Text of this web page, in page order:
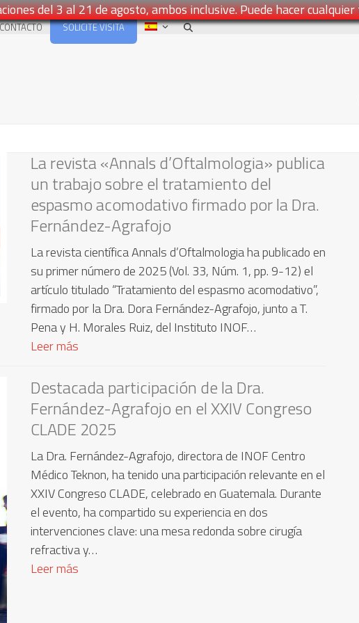
del 3 al 21 de agosto, ambos inclusive. Puede hacer
CONTACTO SOLICITE VISITA
La revista «Annals d’Oftalmologia» publica
un trabajo sobre el tratamiento del
espasmo acomodativo firmado por la Dra.
Fernández-Agrafojo
La revista científica Annals d’Oftalmologia ha publicado en
su primer número de 2025 (Vol. 33, Núm. 1, pp. 9-12) el
artículo titulado “Tratamiento del espasmo acomodativo”,
firmado por la Dra. Dora Fernández-Agrafojo, junto a T.
Pena y H. Morales Ruiz, del Instituto INOF…
Leer más
Destacada participación de la Dra.
Fernández-Agrafojo en el XXIV Congreso
CLADE 2025
La Dra. Fernández-Agrafojo, directora de INOF Centro
Médico Teknon, ha tenido una participación relevante en el
XXIV Congreso CLADE, celebrado en Guatemala. Durante
el evento, ha compartido su experiencia en dos
intervenciones clave: una mesa redonda sobre cirugía
refractiva y…
Leer más